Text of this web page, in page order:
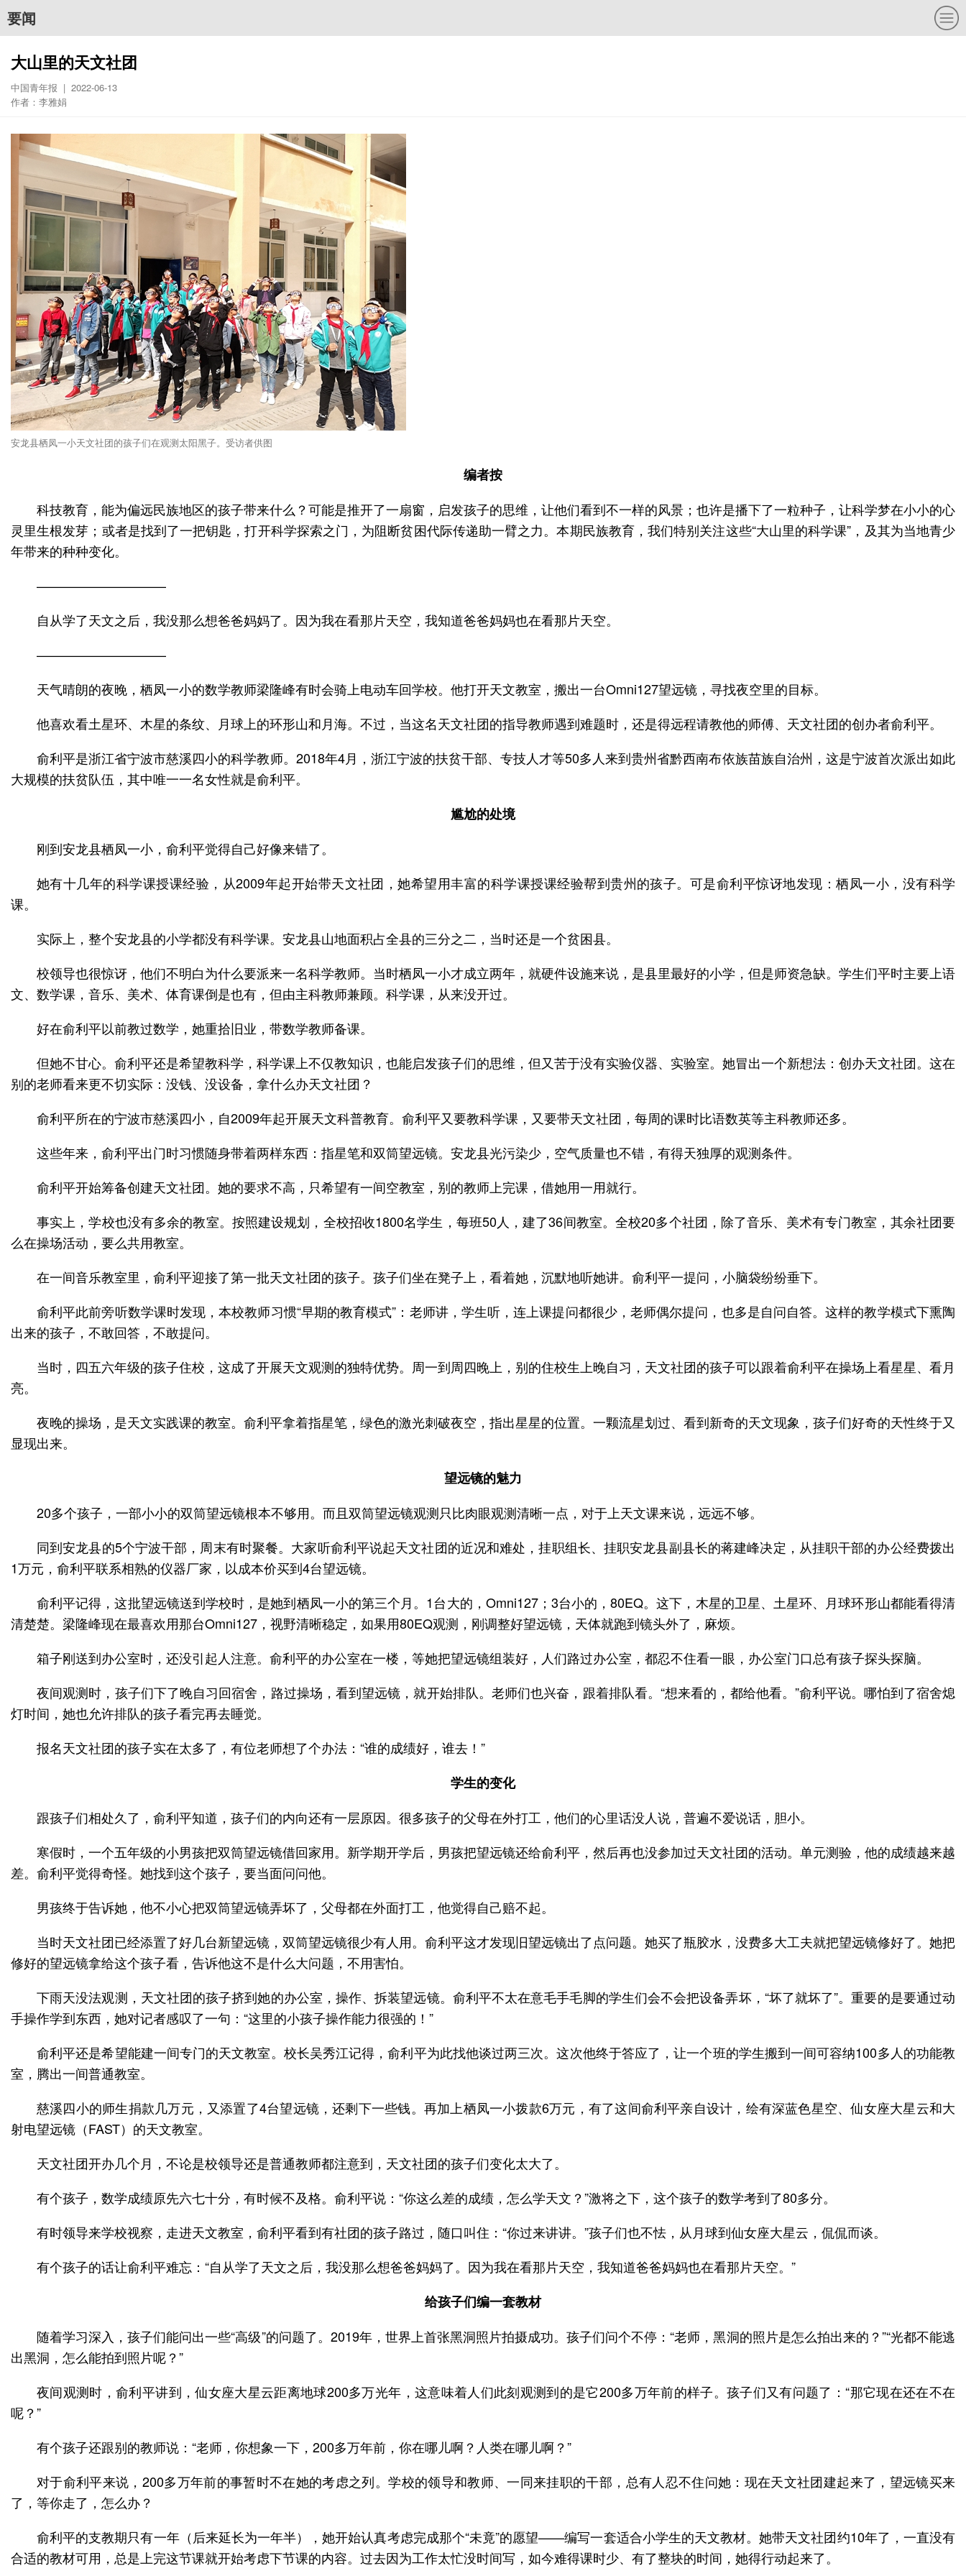
要闻
大山里的天文社团
中国青年报 | 2022-06-13
作者：李雅娟
安龙县栖凤一小天文社团的孩子们在观测太阳黑子。受访者供图
编者按
科技教育，能为偏远民族地区的孩子带来什么？可能是推开了一扇窗，启发孩子的思维，让他们看到不一样的风景；也许是播下了一粒种子，让科学梦在小小的心
灵里生根发芽；或者是找到了一把钥匙，打开科学探索之门，为阻断贫困代际传递助一臂之力。本期民族教育，我们特别关注这些“大山里的科学课”，及其为当地青少
年带来的种种变化。
——————————
自从学了天文之后，我没那么想爸爸妈妈了。因为我在看那片天空，我知道爸爸妈妈也在看那片天空。
——————————
天气晴朗的夜晚，栖凤一小的数学教师梁隆峰有时会骑上电动车回学校。他打开天文教室，搬出一台Omni127望远镜，寻找夜空里的目标。
他喜欢看土星环、木星的条纹、月球上的环形山和月海。不过，当这名天文社团的指导教师遇到难题时，还是得远程请教他的师傅、天文社团的创办者俞利平。
俞利平是浙江省宁波市慈溪四小的科学教师。2018年4月，浙江宁波的扶贫干部、专技人才等50多人来到贵州省黔西南布依族苗族自治州，这是宁波首次派出如此
大规模的扶贫队伍，其中唯一一名女性就是俞利平。
尴尬的处境
刚到安龙县栖凤一小，俞利平觉得自己好像来错了。
她有十几年的科学课授课经验，从2009年起开始带天文社团，她希望用丰富的科学课授课经验帮到贵州的孩子。可是俞利平惊讶地发现：栖凤一小，没有科学
课。
实际上，整个安龙县的小学都没有科学课。安龙县山地面积占全县的三分之二，当时还是一个贫困县。
校领导也很惊讶，他们不明白为什么要派来一名科学教师。当时栖凤一小才成立两年，就硬件设施来说，是县里最好的小学，但是师资急缺。学生们平时主要上语
文、数学课，音乐、美术、体育课倒是也有，但由主科教师兼顾。科学课，从来没开过。
好在俞利平以前教过数学，她重拾旧业，带数学教师备课。
但她不甘心。俞利平还是希望教科学，科学课上不仅教知识，也能启发孩子们的思维，但又苦于没有实验仪器、实验室。她冒出一个新想法：创办天文社团。这在
别的老师看来更不切实际：没钱、没设备，拿什么办天文社团？
俞利平所在的宁波市慈溪四小，自2009年起开展天文科普教育。俞利平又要教科学课，又要带天文社团，每周的课时比语数英等主科教师还多。
这些年来，俞利平出门时习惯随身带着两样东西：指星笔和双筒望远镜。安龙县光污染少，空气质量也不错，有得天独厚的观测条件。
俞利平开始筹备创建天文社团。她的要求不高，只希望有一间空教室，别的教师上完课，借她用一用就行。
事实上，学校也没有多余的教室。按照建设规划，全校招收1800名学生，每班50人，建了36间教室。全校20多个社团，除了音乐、美术有专门教室，其余社团要
么在操场活动，要么共用教室。
在一间音乐教室里，俞利平迎接了第一批天文社团的孩子。孩子们坐在凳子上，看着她，沉默地听她讲。俞利平一提问，小脑袋纷纷垂下。
俞利平此前旁听数学课时发现，本校教师习惯“早期的教育模式”：老师讲，学生听，连上课提问都很少，老师偶尔提问，也多是自问自答。这样的教学模式下熏陶
出来的孩子，不敢回答，不敢提问。
当时，四五六年级的孩子住校，这成了开展天文观测的独特优势。周一到周四晚上，别的住校生上晚自习，天文社团的孩子可以跟着俞利平在操场上看星星、看月
亮。
夜晚的操场，是天文实践课的教室。俞利平拿着指星笔，绿色的激光刺破夜空，指出星星的位置。一颗流星划过、看到新奇的天文现象，孩子们好奇的天性终于又
显现出来。
望远镜的魅力
20多个孩子，一部小小的双筒望远镜根本不够用。而且双筒望远镜观测只比肉眼观测清晰一点，对于上天文课来说，远远不够。
同到安龙县的5个宁波干部，周末有时聚餐。大家听俞利平说起天文社团的近况和难处，挂职组长、挂职安龙县副县长的蒋建峰决定，从挂职干部的办公经费拨出
1万元，俞利平联系相熟的仪器厂家，以成本价买到4台望远镜。
俞利平记得，这批望远镜送到学校时，是她到栖凤一小的第三个月。1台大的，Omni127；3台小的，80EQ。这下，木星的卫星、土星环、月球环形山都能看得清
清楚楚。梁隆峰现在最喜欢用那台Omni127，视野清晰稳定，如果用80EQ观测，刚调整好望远镜，天体就跑到镜头外了，麻烦。
箱子刚送到办公室时，还没引起人注意。俞利平的办公室在一楼，等她把望远镜组装好，人们路过办公室，都忍不住看一眼，办公室门口总有孩子探头探脑。
夜间观测时，孩子们下了晚自习回宿舍，路过操场，看到望远镜，就开始排队。老师们也兴奋，跟着排队看。“想来看的，都给他看。”俞利平说。哪怕到了宿舍熄
灯时间，她也允许排队的孩子看完再去睡觉。
报名天文社团的孩子实在太多了，有位老师想了个办法：“谁的成绩好，谁去！”
学生的变化
跟孩子们相处久了，俞利平知道，孩子们的内向还有一层原因。很多孩子的父母在外打工，他们的心里话没人说，普遍不爱说话，胆小。
寒假时，一个五年级的小男孩把双筒望远镜借回家用。新学期开学后，男孩把望远镜还给俞利平，然后再也没参加过天文社团的活动。单元测验，他的成绩越来越
差。俞利平觉得奇怪。她找到这个孩子，要当面问问他。
男孩终于告诉她，他不小心把双筒望远镜弄坏了，父母都在外面打工，他觉得自己赔不起。
当时天文社团已经添置了好几台新望远镜，双筒望远镜很少有人用。俞利平这才发现旧望远镜出了点问题。她买了瓶胶水，没费多大工夫就把望远镜修好了。她把
修好的望远镜拿给这个孩子看，告诉他这不是什么大问题，不用害怕。
下雨天没法观测，天文社团的孩子挤到她的办公室，操作、拆装望远镜。俞利平不太在意毛手毛脚的学生们会不会把设备弄坏，“坏了就坏了”。重要的是要通过动
手操作学到东西，她对记者感叹了一句：“这里的小孩子操作能力很强的！”
俞利平还是希望能建一间专门的天文教室。校长吴秀江记得，俞利平为此找他谈过两三次。这次他终于答应了，让一个班的学生搬到一间可容纳100多人的功能教
室，腾出一间普通教室。
慈溪四小的师生捐款几万元，又添置了4台望远镜，还剩下一些钱。再加上栖凤一小拨款6万元，有了这间俞利平亲自设计，绘有深蓝色星空、仙女座大星云和大
射电望远镜（FAST）的天文教室。
天文社团开办几个月，不论是校领导还是普通教师都注意到，天文社团的孩子们变化太大了。
有个孩子，数学成绩原先六七十分，有时候不及格。俞利平说：“你这么差的成绩，怎么学天文？”激将之下，这个孩子的数学考到了80多分。
有时领导来学校视察，走进天文教室，俞利平看到有社团的孩子路过，随口叫住：“你过来讲讲。”孩子们也不怯，从月球到仙女座大星云，侃侃而谈。
有个孩子的话让俞利平难忘：“自从学了天文之后，我没那么想爸爸妈妈了。因为我在看那片天空，我知道爸爸妈妈也在看那片天空。”
给孩子们编一套教材
随着学习深入，孩子们能问出一些“高级”的问题了。2019年，世界上首张黑洞照片拍摄成功。孩子们问个不停：“老师，黑洞的照片是怎么拍出来的？”“光都不能逃
出黑洞，怎么能拍到照片呢？”
夜间观测时，俞利平讲到，仙女座大星云距离地球200多万光年，这意味着人们此刻观测到的是它200多万年前的样子。孩子们又有问题了：“那它现在还在不在
呢？”
有个孩子还跟别的教师说：“老师，你想象一下，200多万年前，你在哪儿啊？人类在哪儿啊？”
对于俞利平来说，200多万年前的事暂时不在她的考虑之列。学校的领导和教师、一同来挂职的干部，总有人忍不住问她：现在天文社团建起来了，望远镜买来
了，等你走了，怎么办？
俞利平的支教期只有一年（后来延长为一年半），她开始认真考虑完成那个“未竟”的愿望——编写一套适合小学生的天文教材。她带天文社团约10年了，一直没有
合适的教材可用，总是上完这节课就开始考虑下节课的内容。过去因为工作太忙没时间写，如今难得课时少、有了整块的时间，她得行动起来了。